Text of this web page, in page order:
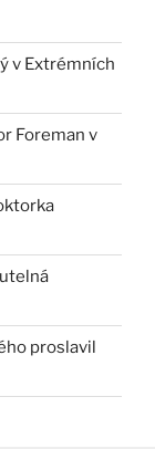
v Extrémních
Foreman v
proslavil